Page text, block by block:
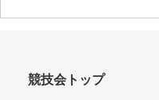
競技会トップ